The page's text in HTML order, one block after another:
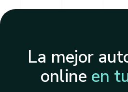
La mejor
online en